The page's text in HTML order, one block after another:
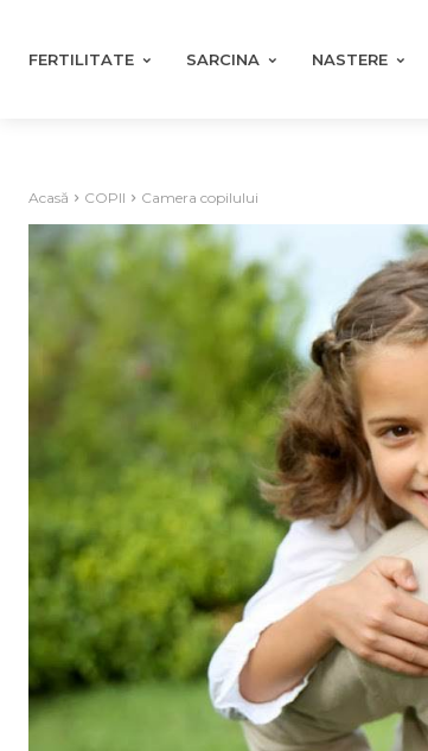
FERTILITATE SARCINA NASTERE
Acasă COPII Camera copilului